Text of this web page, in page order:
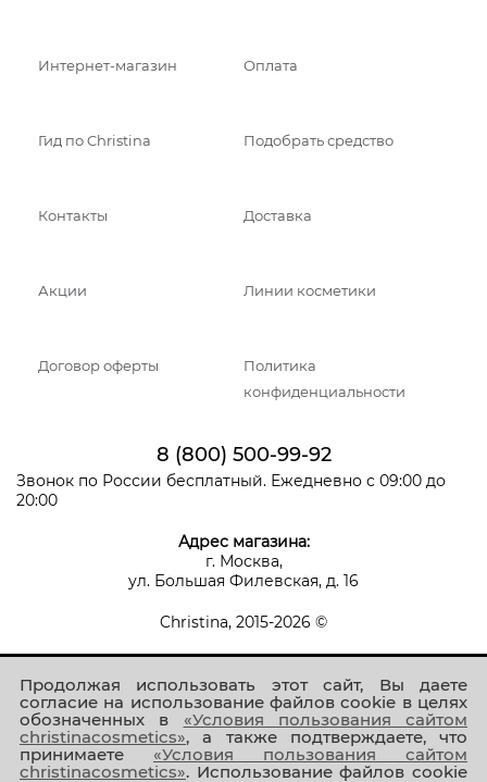
Продолжая использовать этот сайт, Вы даете
согласие на использование файлов cookie в целях
обозначенных в «Условия пользования сайтом
christinacosmetics», а также подтверждаете, что
принимаете «Условия пользования сайтом
christinacosmetics». Использование файлов cookie
Интернет-магазин Оплата
Гид по Christina Подобрать средство
Контакты Доставка
Акции Линии косметики
Договор оферты
Политика
конфиденциальности
8 (800) 500-99-92
Звонок по России бесплатный. Ежедневно с 09:00 до
20:00
Адрес магазина:
г. Москва,
ул. Большая Филевская, д. 16
Christina, 2015-2026 ©
Присоединяйтесь к нам!